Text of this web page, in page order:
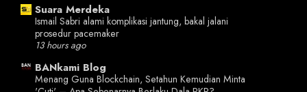
Suara Merdeka
Ismail Sabri alami komplikasi jantung, bakal jalani
prosedur pacemaker
13 hours ago
BANkami Blog
Menang Guna Blockchain, Setahun Kemudian Minta